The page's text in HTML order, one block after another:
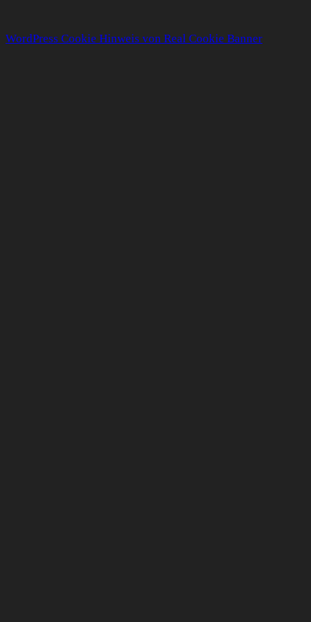
WordPress Cookie Hinweis von Real Cookie Banner